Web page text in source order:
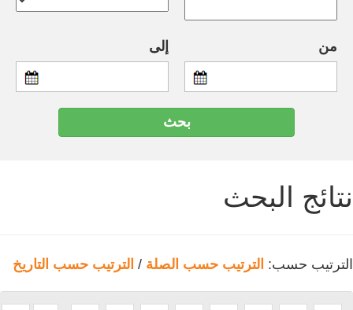
من إلى
نتائج البحث
الترتيب حسب: الترتيب حسب الصلة / الترتيب حسب التاريخ